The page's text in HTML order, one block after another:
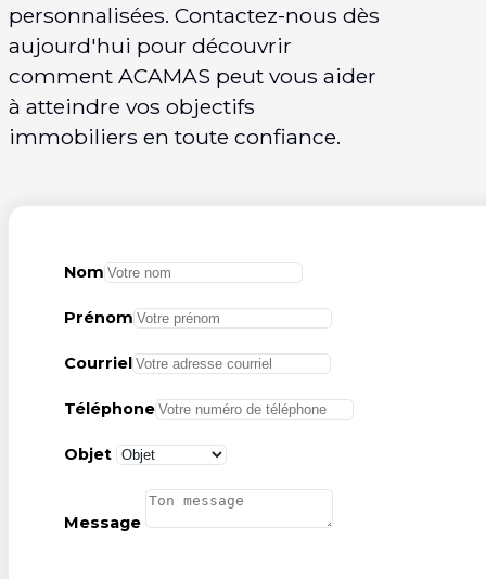
personnalisées. Contactez-nous dès
aujourd'hui pour découvrir
comment ACAMAS peut vous aider
à atteindre vos objectifs
immobiliers en toute confiance.
Nom
Prénom
Courriel
Téléphone
Objet
Message